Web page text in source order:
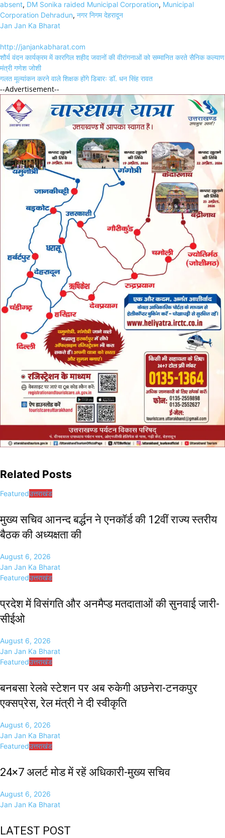
absent, DM Sonika raided Municipal Corporation, Municipal
Corporation Dehradun, नगर निगम देहरादून
Jan Jan Ka Bharat
http://janjankabharat.com
Post
navigation
शौर्य वंदन कार्यक्रम में कारगिल शहीद जवानों की वीरांगनाओं को सम्मानित करते सैनिक कल्याण
मंत्री गणेश जोशी
गलत मूल्यांकन करने वाले शिक्षक होंगे डिबारः डॉ. धन सिंह रावत
--Advertisement--
Related Posts
Featuredउत्तराखंड
मुख्य सचिव आनन्द बर्द्धन ने एनकॉर्ड की 12वीं राज्य स्तरीय
बैठक की अध्यक्षता की
August 6, 2026
Jan Jan Ka Bharat
Featuredउत्तराखंड
प्रदेश में विसंगति और अनमैप्ड मतदाताओं की सुनवाई जारी-
सीईओ
August 6, 2026
Jan Jan Ka Bharat
Featuredउत्तराखंड
बनबसा रेलवे स्टेशन पर अब रुकेगी अछनेरा-टनकपुर
एक्सप्रेस, रेल मंत्री ने दी स्वीकृति
August 6, 2026
Jan Jan Ka Bharat
Featuredउत्तराखंड
24×7 अलर्ट मोड में रहें अधिकारी-मुख्य सचिव
August 6, 2026
Jan Jan Ka Bharat
LATEST POST